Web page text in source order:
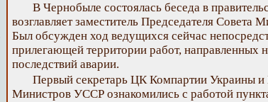
В Чернобыле состоялась беседа в
возглавляет заместитель Председателя
Был обсужден ход ведущихся сейчас
прилегающей территории работ,
последствий аварии.
Первый секретарь ЦК Компартии Украины и
Министров УССР ознакомились с работой